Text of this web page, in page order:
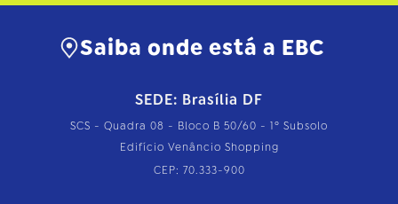
Saiba onde está a EBC
SEDE: Brasília DF
SCS - Quadra 08 - Bloco B 50/60 - 1º Subsolo
Edifício Venâncio Shopping
CEP: 70.333-900